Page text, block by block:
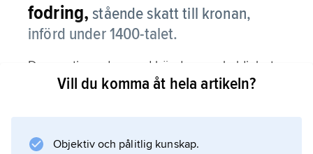
fodring, stående skatt till kronan,
införd under 1400-talet.
Den motiverades med böndernas skyldighet
att utfodra kronans hästar men betalades med
inflationen eller kronans växande skattebehov.
Vill du komma åt hela artikeln?
Objektiv och pålitlig kunskap.